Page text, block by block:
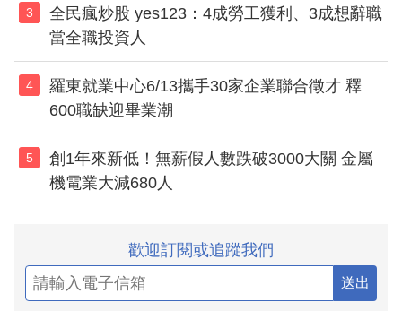
3
全民瘋炒股 yes123：4成勞工獲利、3成想辭職
當全職投資人
4
羅東就業中心6/13攜手30家企業聯合徵才 釋
600職缺迎畢業潮
5
創1年來新低！無薪假人數跌破3000大關 金屬
機電業大減680人
歡迎訂閱或追蹤我們
送出